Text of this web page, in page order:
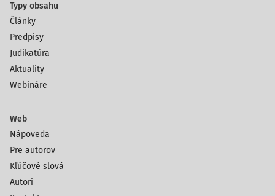
Typy obsahu
Články
Predpisy
Judikatúra
Aktuality
Webináre
Web
Nápoveda
Pre autorov
Kľúčové slová
Autori